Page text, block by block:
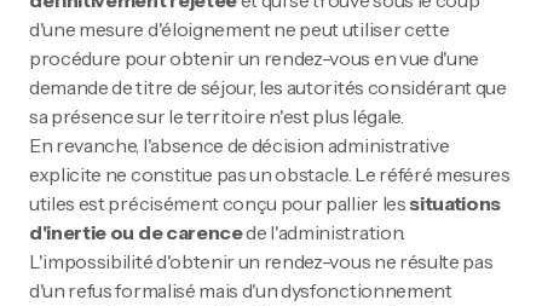
d'une mesure d'éloignement ne peut utiliser cette
procédure pour obtenir un rendez-vous en vue d'une
demande de titre de séjour, les autorités considérant que
sa présence sur le territoire n'est plus légale.
En revanche, l'absence de décision administrative
explicite ne constitue pas un obstacle. Le référé mesures
utiles est précisément conçu pour pallier lessituations
d'inertie ou de carencede l'administration.
L'impossibilité d'obtenir un rendez-vous ne résulte pas
d'un refus formalisé mais d'un dysfonctionnement